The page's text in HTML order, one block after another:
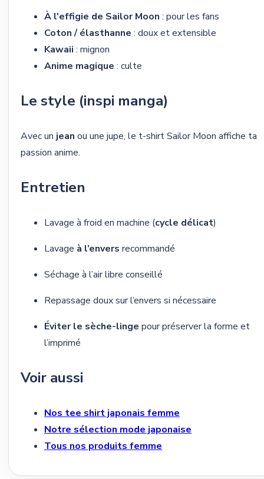
À l'effigie de Sailor Moon : pour les fans
Coton / élasthanne : doux et extensible
Kawaii : mignon
Anime magique : culte
Le style (inspi manga)
Avec un jean ou une jupe, le t-shirt Sailor Moon affiche ta
passion anime.
Entretien
Lavage à froid en machine (cycle délicat)
Lavage à l’envers recommandé
Séchage à l’air libre conseillé
Repassage doux sur l’envers si nécessaire
Éviter le sèche-linge pour préserver la forme et
l’imprimé
Voir aussi
Nos tee shirt japonais femme
Notre sélection mode japonaise
Tous nos produits femme